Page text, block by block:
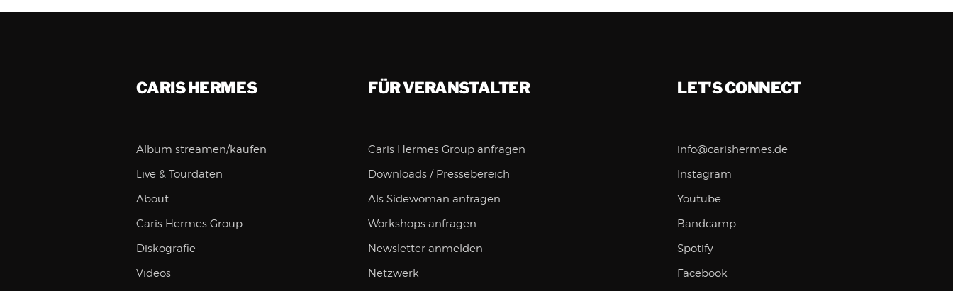
CARIS HERMES
Album streamen/kaufen
Live & Tourdaten
About
Caris Hermes Group
Diskografie
Videos
FÜR VERANSTALTER
Caris Hermes Group anfragen
Downloads / Pressebereich
Als Sidewoman anfragen
Workshops anfragen
Newsletter anmelden
Netzwerk
LET'S CONNECT
info@carishermes.de
Instagram
Youtube
Bandcamp
Spotify
Facebook